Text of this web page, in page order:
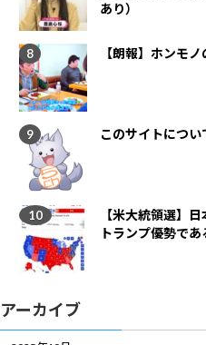
あり）
【朗報】ホンモ
このサイトについ
【米大統領選】
トランプ優勢で
アーカイブ